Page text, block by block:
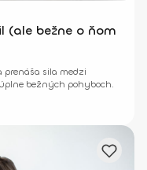
(ale bežne o ňom
prenáša sila medzi
bežných pohyboch.